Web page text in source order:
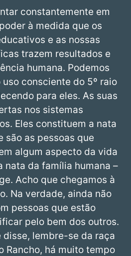
constantemente em
à medida que os
e as nossas
trazem resultados e
humana. Podemos
consciente do 5º raio
para eles. As suas
nos sistemas
Eles constituem a nata
são as pessoas que
algum aspecto da vida
nata da família humana –
Acho que chegamos à
Na verdade, ainda não
pessoas que estão
pelo bem dos outros.
disse, lembre-se da raça
Rancho, há muito tempo